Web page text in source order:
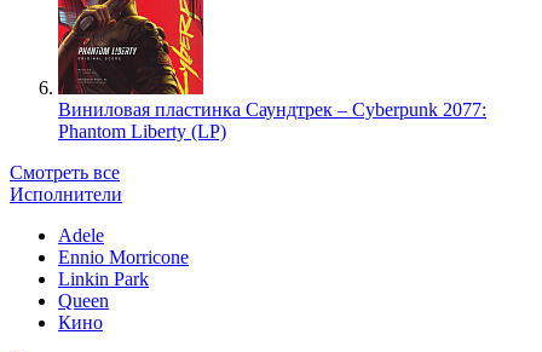
Виниловая пластинка Саундтрек – Cyberpunk 2077:
Phantom Liberty (LP)
Смотреть все
Исполнители
Adele
Ennio Morricone
Linkin Park
Queen
Кино